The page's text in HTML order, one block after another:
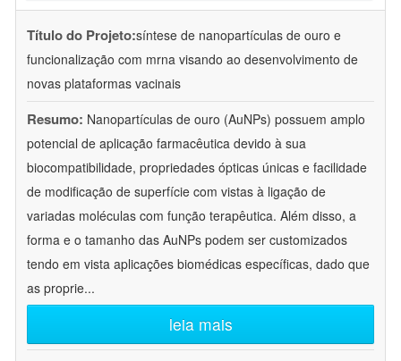
Título do Projeto:síntese de nanopartículas de ouro e
funcionalização com mrna visando ao desenvolvimento de
novas plataformas vacinais
Resumo: Nanopartículas de ouro (AuNPs) possuem amplo
potencial de aplicação farmacêutica devido à sua
biocompatibilidade, propriedades ópticas únicas e facilidade
de modificação de superfície com vistas à ligação de
variadas moléculas com função terapêutica. Além disso, a
forma e o tamanho das AuNPs podem ser customizados
tendo em vista aplicações biomédicas específicas, dado que
as proprie...
leia mais